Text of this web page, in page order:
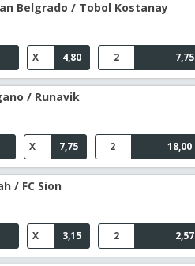
Belgrado / Tobol Kostanay
4,80
X 7,75
2
/ Runavik
7,75
X 18,00
2
/ FC Sion
3,15
X 2,57
2